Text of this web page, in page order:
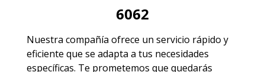
6062
Nuestra compañía ofrece un servicio rápido y
eficiente que se adapta a tus necesidades
específicas. Te prometemos que quedarás